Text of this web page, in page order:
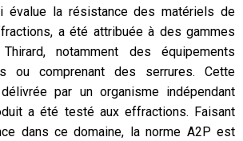
évalue la résistance des matériels de
a été attribuéeà des gammes
notamment des équipements
ou comprenant des serrures. Cette
délivréepar un organisme indépendant
a été testé aux effractions. Faisant
dans ce domaine, la norme A2P est